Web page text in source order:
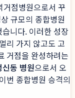
거점병원으로서 꾸
규모의 종합병원
니다. 이러한 성장
리 가지 않고도 고
거점을 완성하려는
신동 병원으로서 오
번 종합병원 승격의